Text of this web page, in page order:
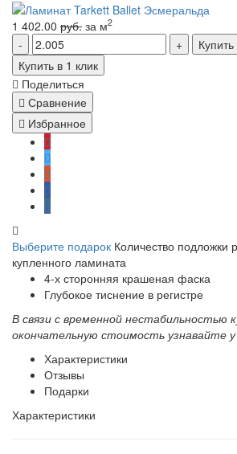
1 402.00 руб. за м2
Купить
Купить в 1 клик
Поделиться
Сравнение
Избранное
Выберите подарок Количество подложки
купленного ламината
4-х сторонняя крашеная фаска
Глубокое тиснение в регистре
В связи с временной нестабильностью
окончательную стоимость узнавайте
Характеристики
Отзывы
Подарки
Характеристики